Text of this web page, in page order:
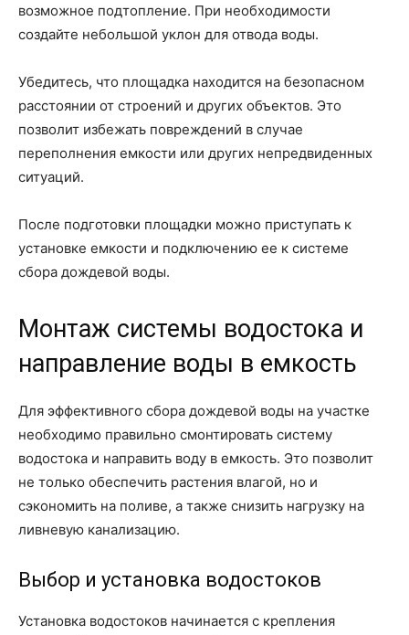
возможное подтопление. При необходимости
создайте небольшой уклон для отвода воды.
Убедитесь, что площадка находится на безопасном
расстоянии от строений и других объектов. Это
позволит избежать повреждений в случае
переполнения емкости или других непредвиденных
ситуаций.
После подготовки площадки можно приступать к
установке емкости и подключению ее к системе
сбора дождевой воды.
Монтаж системы водостока и
направление воды в емкость
Для эффективного сбора дождевой воды на участке
необходимо правильно смонтировать систему
водостока и направить воду в емкость. Это позволит
не только обеспечить растения влагой, но и
сэкономить на поливе, а также снизить нагрузку на
ливневую канализацию.
Выбор и установка водостоков
Установка водостоков начинается с крепления